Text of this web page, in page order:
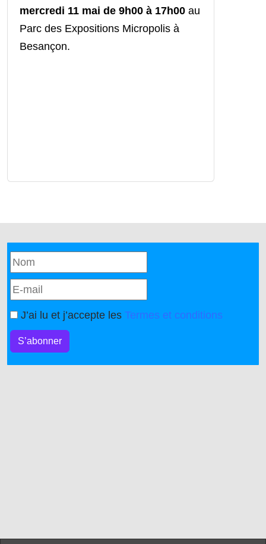
mercredi 11 mai de 9h00 à 17h00 au
Parc des Expositions Micropolis à
Besançon.
J’ai lu et j’accepte les Termes et conditions
S’abonner